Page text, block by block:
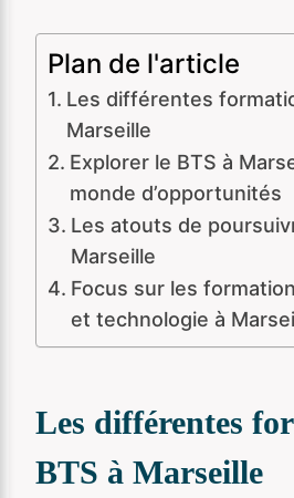
Plan de l'article
Les différentes
Marseille
Explorer le BTS à
monde d’opportunités
Les atouts de
Marseille
Focus sur les
et technologie à
Les différentes
BTS à Marseille